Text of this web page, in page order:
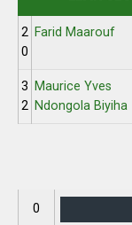
2
0
Farid Maarouf
3
2
Maurice Yves
Ndongola Biyiha
0